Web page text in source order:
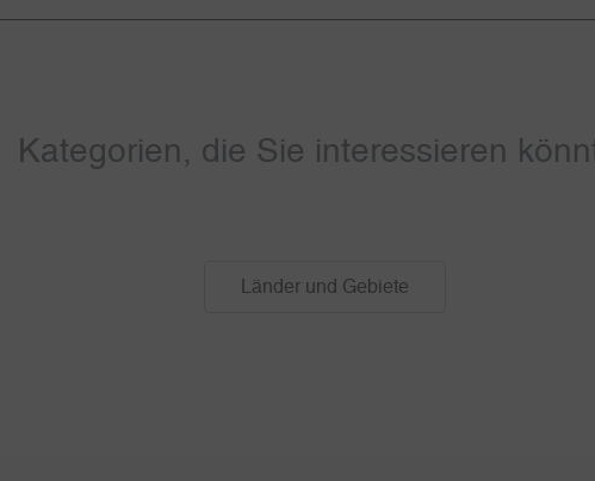
Kategorien, die Sie interessieren
Länder und Gebiete